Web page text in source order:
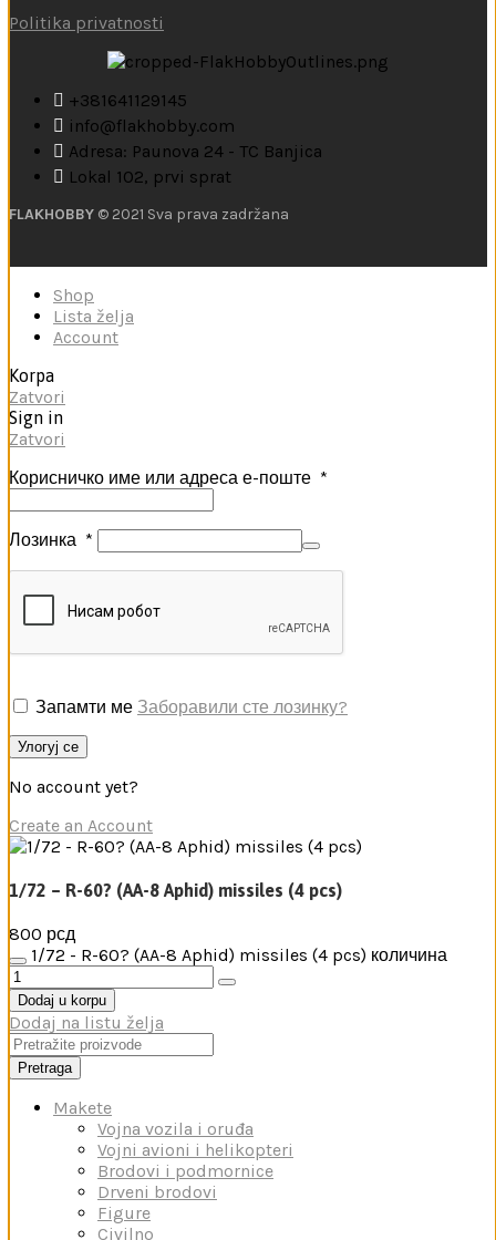
Politika privatnosti
+381641129145
info@flakhobby.com
Adresa: Paunova 24 - TC Banjica
Lokal 102, prvi sprat
FLAKHOBBY © 2021 Sva prava zadržana
Shop
Lista želja
Account
Korpa
Zatvori
Sign in
Zatvori
Корисничко име или адреса е-поште *
Лозинка *
Запамти ме Заборавили сте лозинку?
Улогуј се
No account yet?
Create an Account
1/72 – R-60? (AA-8 Aphid) missiles (4 pcs)
800 рсд
1/72 - R-60? (AA-8 Aphid) missiles (4 pcs) количина
Dodaj u korpu
Dodaj na listu želja
Pretraga
Makete
Vojna vozila i oruđa
Vojni avioni i helikopteri
Brodovi i podmornice
Drveni brodovi
Figure
Civilno